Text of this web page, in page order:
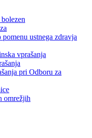
ustnega zdravja
vprašanja
pri Odboru za
omrežjih